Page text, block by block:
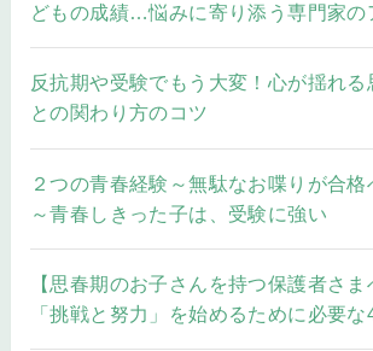
どもの成績…悩みに寄り添う専門家の
反抗期や受験でもう大変！心が揺れる
との関わり方のコツ
２つの青春経験～無駄なお喋りが合格
～青春しきった子は、受験に強い
【思春期のお子さんを持つ保護者さ
「挑戦と努力」を始めるために必要